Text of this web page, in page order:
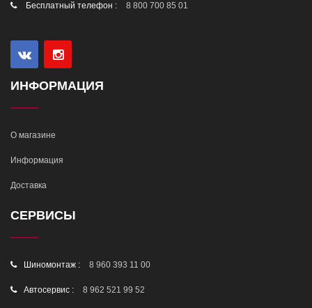
Бесплатный телефон : 8 800 700 85 01
ИНФОРМАЦИЯ
О магазине
Информация
Доставка
СЕРВИСЫ
Шиномонтаж : 8 960 393 11 00
Автосервис : 8 962 521 99 52